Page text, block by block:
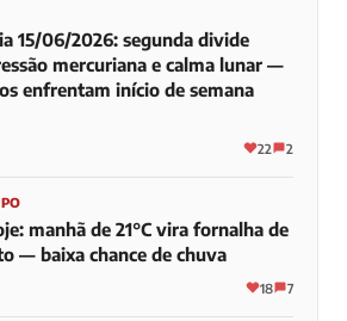
15/06/2026: segunda divide
mercuriana e calma lunar —
enfrentam início de semana
22 2
manhã de 21°C vira fornalha de
— baixa chance de chuva
18 7